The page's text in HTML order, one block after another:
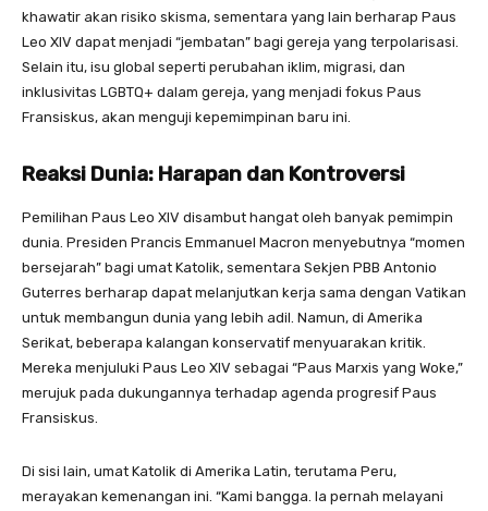
khawatir akan risiko skisma, sementara yang lain berharap Paus
Leo XIV dapat menjadi “jembatan” bagi gereja yang terpolarisasi.
Selain itu, isu global seperti perubahan iklim, migrasi, dan
inklusivitas LGBTQ+ dalam gereja, yang menjadi fokus Paus
Fransiskus, akan menguji kepemimpinan baru ini.
Reaksi Dunia: Harapan dan Kontroversi
Pemilihan Paus Leo XIV disambut hangat oleh banyak pemimpin
dunia. Presiden Prancis Emmanuel Macron menyebutnya “momen
bersejarah” bagi umat Katolik, sementara Sekjen PBB Antonio
Guterres berharap dapat melanjutkan kerja sama dengan Vatikan
untuk membangun dunia yang lebih adil. Namun, di Amerika
Serikat, beberapa kalangan konservatif menyuarakan kritik.
Mereka menjuluki Paus Leo XIV sebagai “Paus Marxis yang Woke,”
merujuk pada dukungannya terhadap agenda progresif Paus
Fransiskus.
Di sisi lain, umat Katolik di Amerika Latin, terutama Peru,
merayakan kemenangan ini. “Kami bangga. Ia pernah melayani